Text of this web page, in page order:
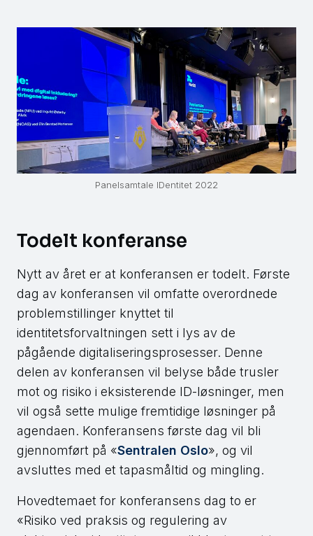
Panelsamtale IDentitet 2022
Todelt konferanse
Nytt av året er at konferansen er todelt. Første
dag av konferansen vil omfatte overordnede
problemstillinger knyttet til
identitetsforvaltningen sett i lys av de
pågående digitaliseringsprosesser. Denne
delen av konferansen vil belyse både trusler
mot og risiko i eksisterende ID-løsninger, men
vil også sette mulige fremtidige løsninger på
agendaen. Konferansens første dag vil bli
gjennomført på «Sentralen Oslo», og vil
avsluttes med et tapasmåltid og mingling.
Hovedtemaet for konferansens dag to er
«Risiko ved praksis og regulering av